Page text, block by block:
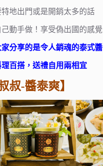
地出門或是開銷太多的話
動手做！享受偽出國的感覺
分享的是令人銷魂的泰式醬
理百搭，送禮自用兩相宜
叔-醬泰爽】